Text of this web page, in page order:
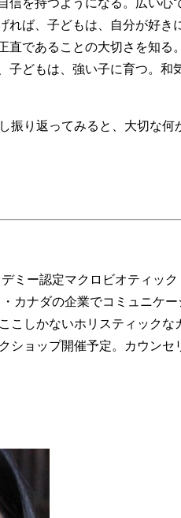
ば、子どもは、自分が好
であることの大切さを知
どもは、強い子に育つ。和
り返ってみると、大切な何
ミー認定マクロビオティッ
カナダの企業でコミュニケ
しかないホリスティック
ョップ開催予定。カウン